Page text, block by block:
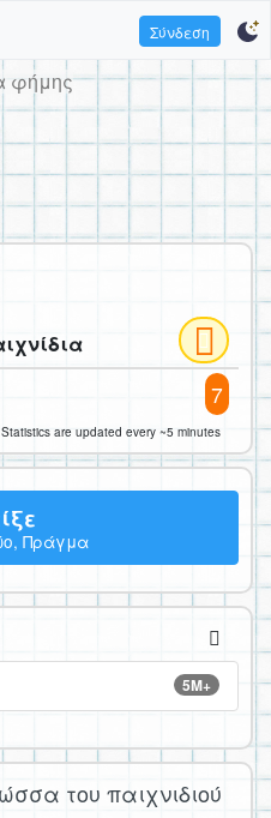
Σύνδεση
φήμης
7
Statistics are updated every ~5 minutes
Πράγμα
5M+
του παιχνιδιού